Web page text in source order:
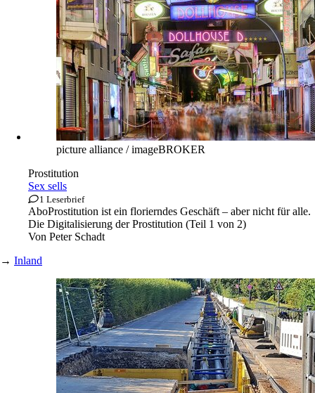
picture alliance / imageBROKER
Prostitution
Sex sells
1 Leserbrief
AboProstitution ist ein florierndes Geschäft – aber nicht für alle.
Die Digitalisierung der Prostitution (Teil 1 von 2)
Von Peter Schadt
→ Inland